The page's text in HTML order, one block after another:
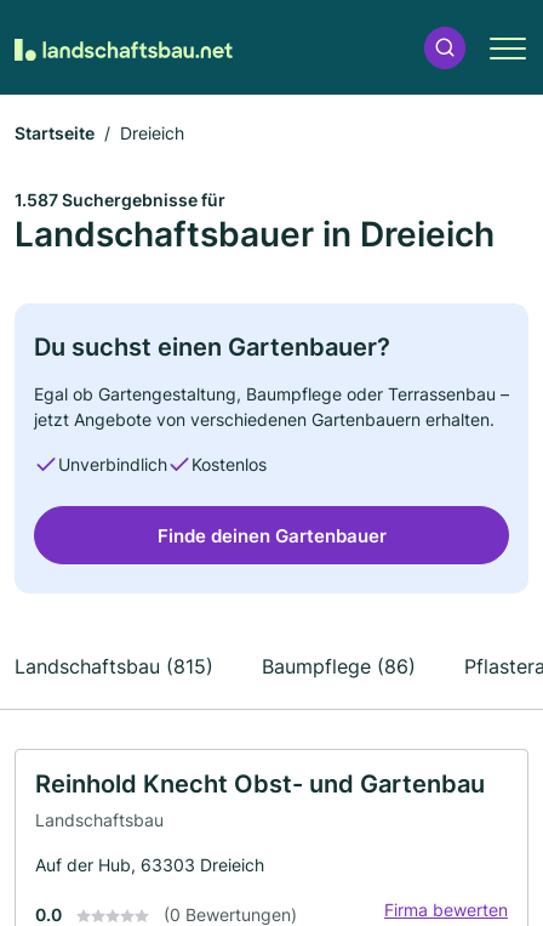
Startseite Dreieich
1.587 Suchergebnisse für
Landschaftsbauer in Dreieich
Du suchst einen Gartenbauer?
Egal ob Gartengestaltung, Baumpflege oder Terrassenbau –
jetzt Angebote von verschiedenen Gartenbauern erhalten.
Unverbindlich Kostenlos
Finde deinen Gartenbauer
Landschaftsbau (815) Baumpflege (86)
Reinhold Knecht Obst- und Gartenbau
Landschaftsbau
Auf der Hub, 63303 Dreieich
0.0 (0 Bewertungen) Firma bewerten